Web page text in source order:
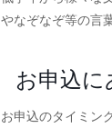
やなぞなぞ等の言
お申込に
お申込のタイミン